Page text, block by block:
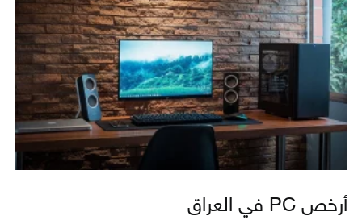
أرخص PC في العراق